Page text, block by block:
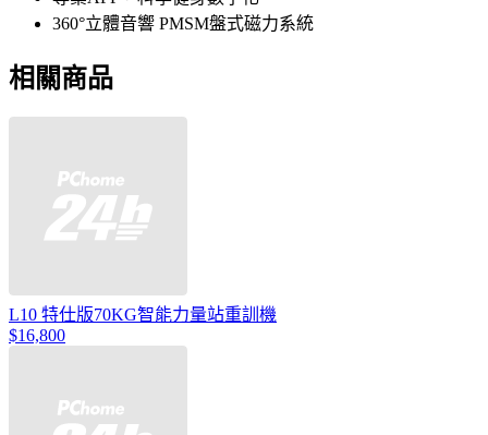
360°立體音響 PMSM盤式磁力系統
相關商品
L10 特仕版70KG智能力量站重訓機
$16,800